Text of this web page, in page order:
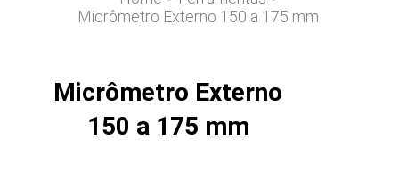
Micrômetro Externo 150 a 175 mm
Micrômetro Externo
150 a 175 mm